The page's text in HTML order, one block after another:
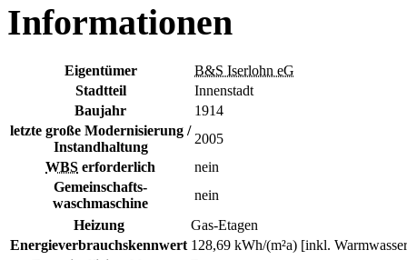
Informationen
Eigentümer
B&S Iserlohn eG
Stadtteil
Innenstadt
Baujahr
1914
letzte große Modernisierung /
Instandhaltung
2005
WBS erforderlich
nein
Gemeinschafts-
waschmaschine
nein
Heizung
Gas-Etagen
Energieverbrauchskennwert 128,69 kWh/(m²a) [inkl.